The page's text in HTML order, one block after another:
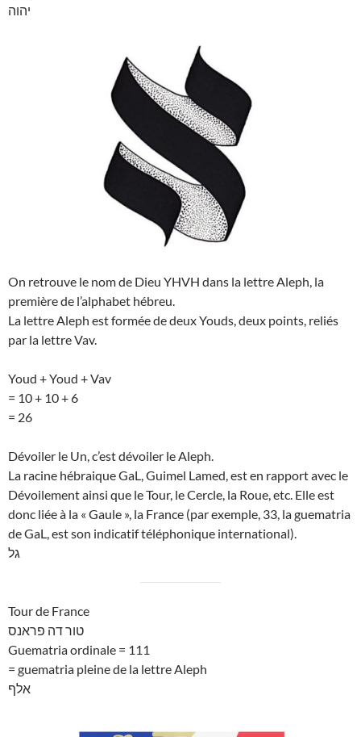
יהוה
On retrouve le nom de Dieu YHVH dans la lettre Aleph, la
première de l’alphabet hébreu.
La lettre Aleph est formée de deux Youds, deux points, reliés
par la lettre Vav.
Youd + Youd + Vav
= 10 + 10 + 6
= 26
Dévoiler le Un, c’est dévoiler le Aleph.
La racine hébraique GaL, Guimel Lamed, est en rapport avec le
Dévoilement ainsi que le Tour, le Cercle, la Roue, etc. Elle est
donc liée à la « Gaule », la France (par exemple, 33, la guematria
de GaL, est son indicatif téléphonique international).
גל
Tour de France
טור דה פראנס
Guematria ordinale = 111
= guematria pleine de la lettre Aleph
אלף